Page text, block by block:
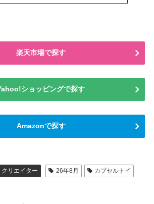
楽天市場で探す
ショッピングで探す
Amazonで探す
リエイター 26年8月
カプセルトイ